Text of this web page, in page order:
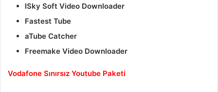
ISky Soft Video Downloader
Fastest Tube
aTube Catcher
Freemake Video Downloader
Vodafone Sınırsız Youtube Paketi